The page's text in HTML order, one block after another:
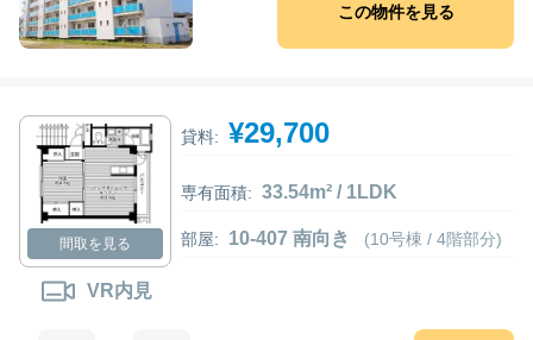
この物件を見る
間取を見る
VR内見
貸料: ¥29,700
専有面積: 33.54m² / 1LDK
部屋: 10-407 南向き (10号棟 / 4階部分)